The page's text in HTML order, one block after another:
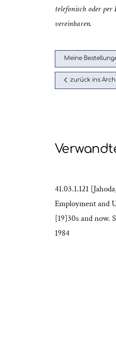
telefonisch oder
vereinbaren.
Meine
zurück ins
41.03.1.121
Employment and
[19]30s and now.
1984